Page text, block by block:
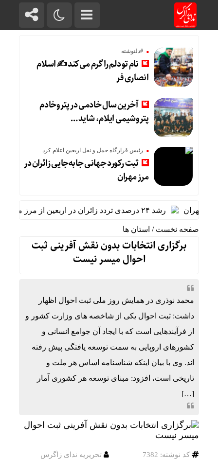
#دلنوشته
نام تو دلم را گرم می‌کند ✍️ اسلام
انصاری فر
آخرین سال خادمی در پتروخادم
پتروشیمی ایلام، شاید …
رئیس قرارگاه حمل و نقل اربعین اعلام کرد
ثبت رکورد جهانی جابه‌جایی زائران در
مرز مهران
مهران رشد ۲۴ درصدی تردد زائران در اربعین از مرز مهران
صفحه نخست / استان ها
برگزاری انتخابات بدون نقش آفرینی ثبت
احوال میسر نیست
محمد نوذری در همایش روز ملی ثبت احوال اظهار
داشت: ثبت احوال یکی از شاخصه های وزارت کشور و
از فرآیندهایی است که با ایجاد آن جوامع انسانی و
کشورهای اروپایی به سمت توسعه یافتگی پیش رفته
اند. وی با بیان اینکه شناسنامه اساس هر ملت و
تاریخی است، افزود: مبنای توسعه هر کشوری آمار
[…]
کد نوشته: 7382
تحریریه ندای زاگرس